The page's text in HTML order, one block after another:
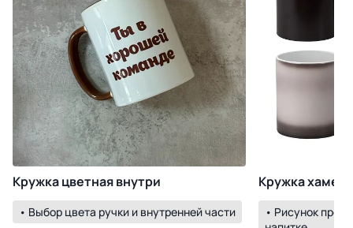
Кружка цветная внутри
• Выбор цвета ручки и внутренней части
Кружка
• Рисунок